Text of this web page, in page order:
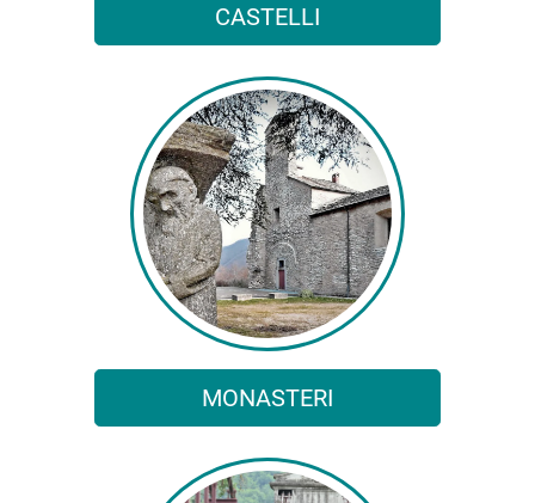
CASTELLI
MONASTERI